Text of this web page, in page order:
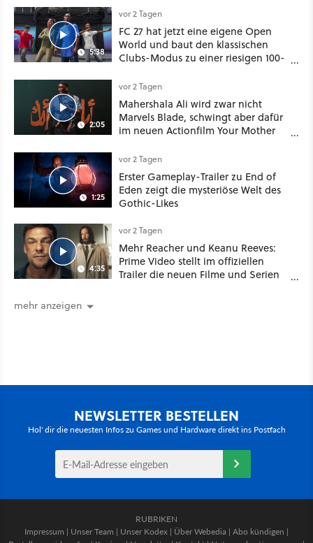
5:38
vor 2 Tagen
FC 27 hat jetzt eine eigene Open
World und baut den klassischen
Clubs-Modus zu einer riesigen 100-
2:05
vor 2 Tagen
Mahershala Ali wird zwar nicht
Marvels Blade, schwingt aber dafür
im neuen Actionfilm Your Mother
Schwert
1:25
vor 2 Tagen
Erster Gameplay-Trailer zu End of
Eden zeigt die mysteriöse Welt des
Gothic-Likes
4:35
vor 2 Tagen
Mehr Reacher und Keanu Reeves:
Prime Video stellt im offiziellen
Trailer die neuen Filme und Serien
mehr anzeigen
NEWSLETTER BESTELLEN
Hol' dir die neuesten Infos zu Games und Hardware direkt ins Postfach
RUBRIKEN
Impressum | Unser Team | Unser Kodex | Über Webedia | Abo kündigen |